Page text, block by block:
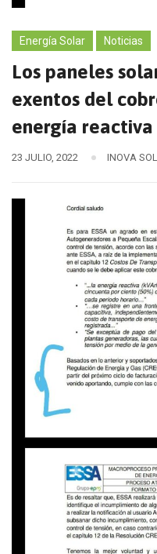
Energía Solar Noticias
Los paneles
exentos del
energía reactiva
23 JULIO, 2022 INOVA